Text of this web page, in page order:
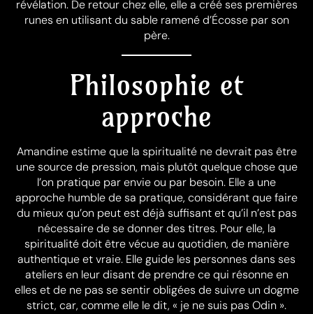
révélation. De retour chez elle, elle a créé ses premières
runes en utilisant du sable ramené d’Écosse par son
père.
Philosophie et
approche
Amandine estime que la spiritualité ne devrait pas être
une source de pression, mais plutôt quelque chose que
l’on pratique par envie ou par besoin. Elle a une
approche humble de sa pratique, considérant que faire
du mieux qu’on peut est déjà suffisant et qu’il n’est pas
nécessaire de se donner des titres. Pour elle, la
spiritualité doit être vécue au quotidien, de manière
authentique et vraie. Elle guide les personnes dans ses
ateliers en leur disant de prendre ce qui résonne en
elles et de ne pas se sentir obligées de suivre un dogme
strict, car, comme elle le dit, « je ne suis pas Odin ».